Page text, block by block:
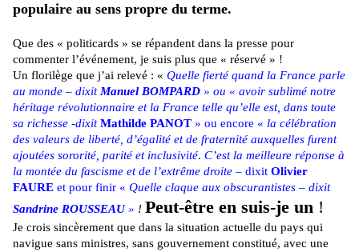
populaire au sens propre du terme.
Que des « politicards » se répandent dans la presse pour
commenter l’événement, je suis plus que « réservé » !
Un florilège que j’ai relevé : « Quelle fierté quand la France parle
au monde – dixit Manuel BOMPARD » ou « avoir sublimé notre
héritage révolutionnaire et la France telle qu’elle est, dans toute
sa richesse -dixit Mathilde PANOT » ou encore « la célébration
des valeurs de liberté, d’égalité et de fraternité auxquelles furent
ajoutées sororité, parité et inclusivité. C’est la meilleure réponse à
la montée du fascisme et de l’extrême droite – dixit Olivier
FAURE et pour finir « Quelle claque aux obscurantistes – dixit
Sandrine ROUSSEAU» ! Peut-être en suis-je un !
Je crois sincèrement que dans la situation actuelle du pays qui
navigue sans ministres, sans gouvernement constitué, avec une